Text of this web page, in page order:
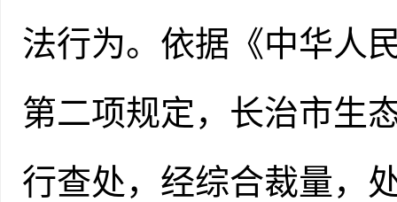
法行为。依据《中华人
第二项规定，长治市生
行查处，经综合裁量，